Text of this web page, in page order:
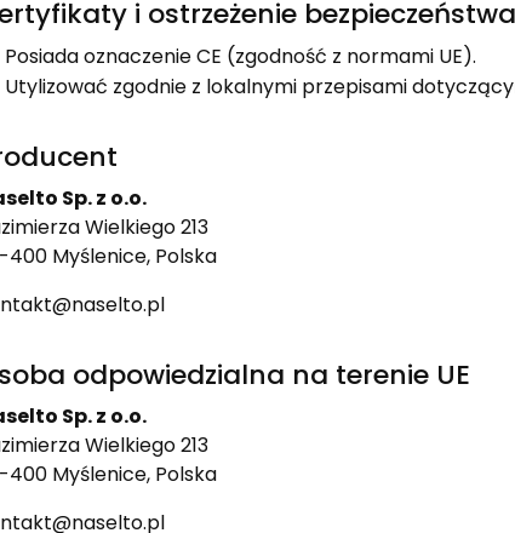
i ostrzeżenie bezpieczeństwa
Posiada oznaczenie CE (zgodność z normami UE).
Utylizować zgodnie z lokalnymi przepisami
Sp. z o.o.
Wielkiego 213
400 Myślenice, Polska
odpowiedzialna na terenie UE
Sp. z o.o.
Wielkiego 213
400 Myślenice, Polska